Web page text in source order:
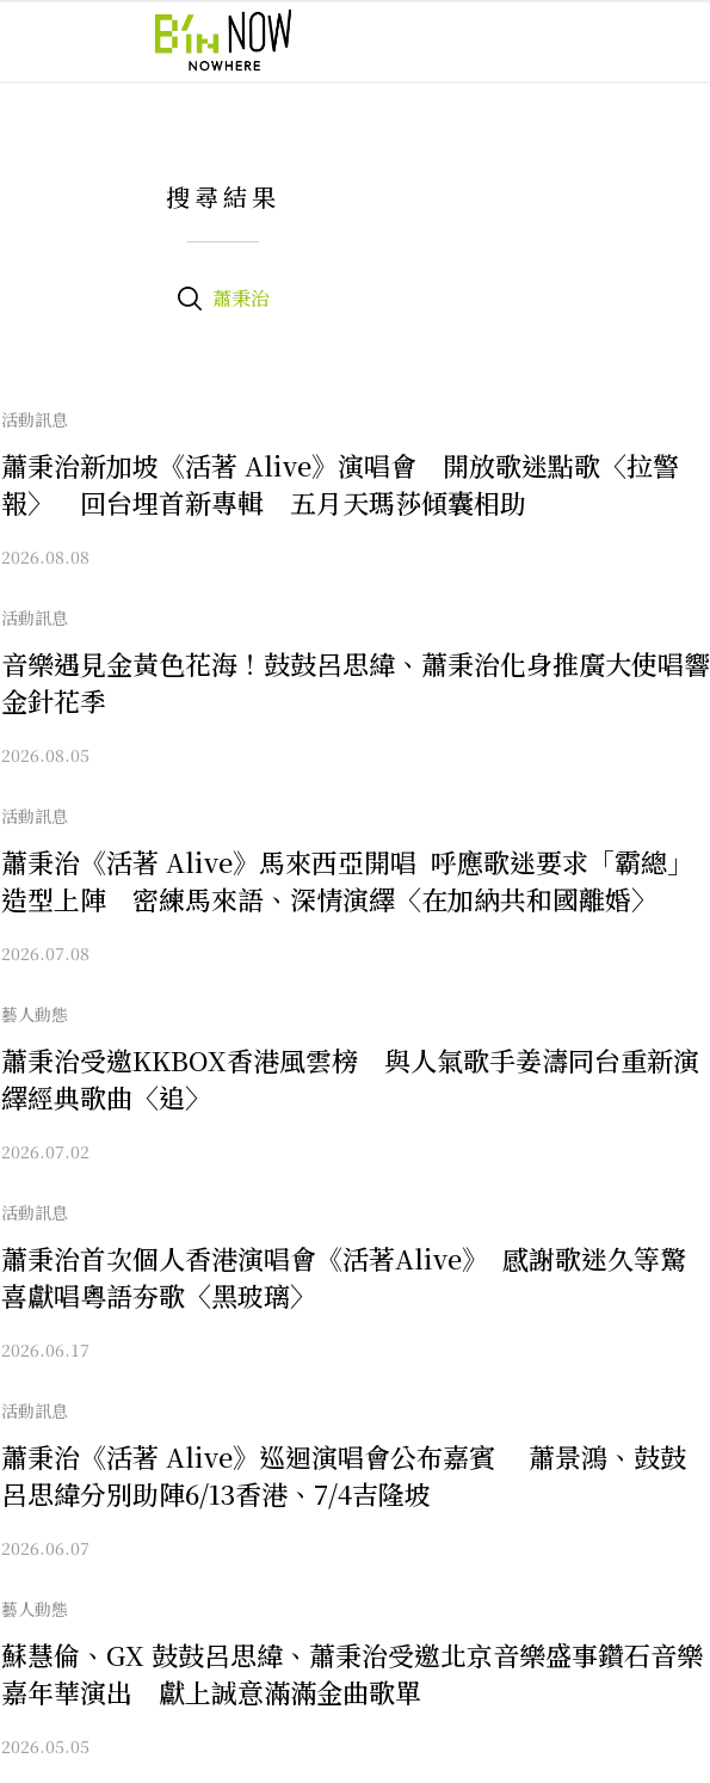
搜尋結果
蕭秉治
活動訊息
蕭秉治新加坡《活著 Alive》演唱會 開放歌迷點歌〈拉警
報〉 回台埋首新專輯 五月天瑪莎傾囊相助
2026.08.08
活動訊息
音樂遇見金黃色花海！鼓鼓呂思緯、蕭秉治化身推廣大使唱響
金針花季
2026.08.05
活動訊息
蕭秉治《活著 Alive》馬來西亞開唱 呼應歌迷要求「霸總」
造型上陣 密練馬來語、深情演繹〈在加納共和國離婚〉
2026.07.08
藝人動態
蕭秉治受邀KKBOX香港風雲榜 與人氣歌手姜濤同台重新演
繹經典歌曲〈追〉
2026.07.02
活動訊息
蕭秉治首次個人香港演唱會《活著Alive》 感謝歌迷久等驚
喜獻唱粵語夯歌〈黑玻璃〉
2026.06.17
活動訊息
蕭秉治《活著 Alive》巡迴演唱會公布嘉賓 蕭景鴻、鼓鼓
呂思緯分別助陣6/13香港、7/4吉隆坡
2026.06.07
藝人動態
蘇慧倫、GX 鼓鼓呂思緯、蕭秉治受邀北京音樂盛事鑽石音樂
嘉年華演出 獻上誠意滿滿金曲歌單
2026.05.05